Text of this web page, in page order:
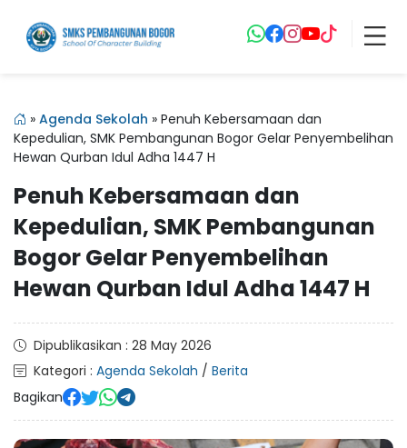
» Agenda Sekolah » Penuh Kebersamaan dan
Kepedulian, SMK Pembangunan Bogor Gelar Penyembelihan
Hewan Qurban Idul Adha 1447 H
Penuh Kebersamaan dan
Kepedulian, SMK Pembangunan
Bogor Gelar Penyembelihan
Hewan Qurban Idul Adha 1447 H
Dipublikasikan : 28 May 2026
Kategori : Agenda Sekolah / Berita
Bagikan